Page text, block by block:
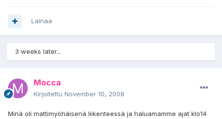
Lainaa
3 weeks later...
Mocca
Kirjoitettu November 10, 2008
Minä oli mattimyöhäisenä liikenteessä ja haluamamme ajat klo14